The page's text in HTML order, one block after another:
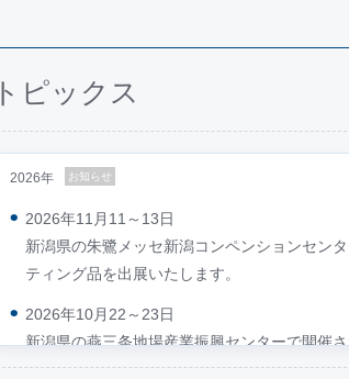
トピックス
2026年 お知らせ
2026年11月11～13日
新潟県の朱鷺メッセ新潟コンペンションセン
ティング品を出展いたします。
2026年10月22～23日
新潟県の燕三条地場産業振興センターで開催
を出展いたします。